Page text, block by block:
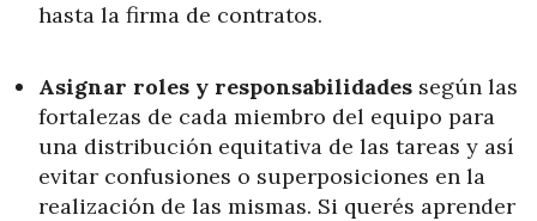
hasta la firma de contratos.
Asignar roles y responsabilidades según las
fortalezas de cada miembro del equipo para
una distribución equitativa de las tareas y así
evitar confusiones o superposiciones en la
realización de las mismas. Si querés aprender